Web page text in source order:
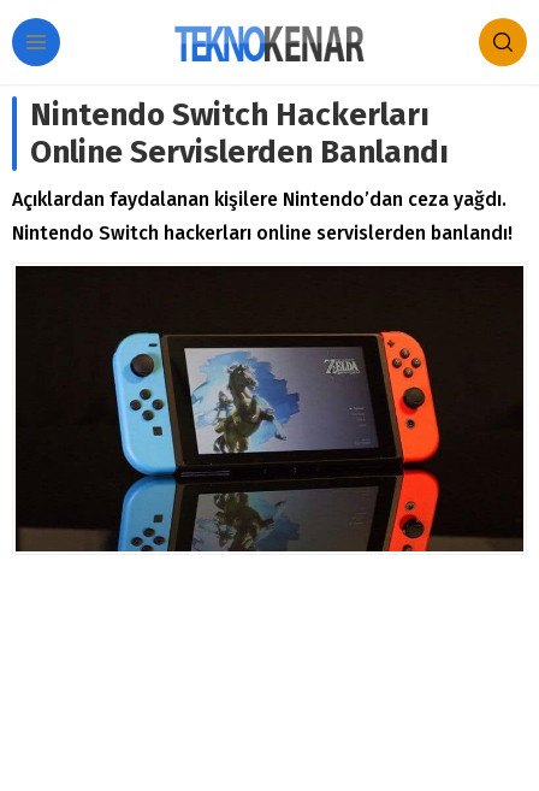
Nintendo Switch Hackerları
Online Servislerden Banlandı
Açıklardan faydalanan kişilere Nintendo’dan ceza yağdı.
Nintendo Switch hackerları online servislerden banlandı!